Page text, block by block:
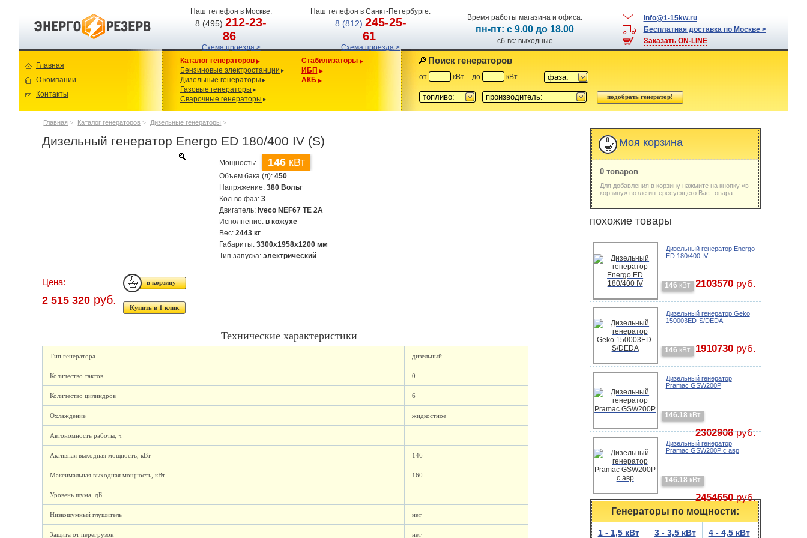
Наш телефон в Москве:
8 (495)212-23-
86
Схема проезда >
Наш телефон в Санкт-Петербурге:
8 (812) 245-25-
61
Схема проезда >
Время работы магазина и офиса:
пн-пт: с 9.00 до 18.00
сб-вс: выходные
info@1-15kw.ru
Бесплатная доставка по Москве >
Заказать ON-LINE
Главная
О компании
Контакты
Каталог генераторов
Бензиновые электростанции
Дизельные генераторы
Газовые генераторы
Сварочные генераторы
Стабилизаторы
ИБП
АКБ
Поиск генераторов
от кВт до кВт фаза:
топливо: производитель:
Главная > Каталог генераторов > Дизельные генераторы >
Дизельный генератор Energo ED 180/400 IV (S)
Мощность: 146 кВт
Объем бака (л):450
Напряжение:380 Вольт
Кол-во фаз:3
Двигатель: Iveco NEF67 TE 2A
Исполнение:в кожухе
Вес:2443 кг
Габариты:3300x1958x1200 мм
Тип запуска:электрический
Цена:
2 515 320 руб.
Купить в 1 клик
Технические характеристики
Тип генератора дизельный
Количество тактов 0
Количество цилиндров 6
Охлаждение жидкостное
Автономность работы, ч
Активная выходная мощность, кВт 146
Максимальная выходная мощность, кВт 160
Уровень шума, дБ
Низкошумный глушитель нет
Защита от перегрузок нет
0 Моя корзина
0 товаров
Для добавления в корзину нажмите на кнопку «в
корзину» возле интересующего Вас товара.
похожие товары
Дизельный генератор Energo
ED 180/400 IV
146 кВт 2103570руб.
Дизельный генератор Geko
150003ED-S/DEDA
146 кВт 1910730руб.
Дизельный генератор
Pramac GSW200P
146.18 кВт
2302908руб.
Дизельный генератор
Pramac GSW200P с авр
146.18 кВт
2454650руб.
Генераторы по мощности:
1 - 1,5 кВт 3 - 3,5 кВт 4 - 4,5 кВт